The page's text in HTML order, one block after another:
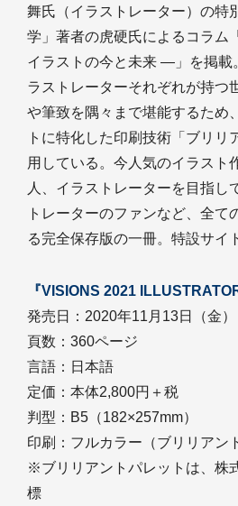
舞氏（イラストレーター）の特
学」著者の虎硬氏によるコラム
イラストの今と未来 ―」を掲載
ラストレーターそれぞれが持つ
や筆致を隅々まで堪能するため
トに特化した印刷技術「ブリリ
用している。今人気のイラスト
人、イラストレーターを目指し
トレーターのファンなど、全て
る完全保存版の一冊。特設サイ
『VISIONS 2021
発売日：2020年11月13日（金）
頁数：360ページ
言語：日本語
定価：本体2,800円＋税
判型：B5（182×257mm）
印刷：フルカラー（ブリリアン
※ブリリアントパレットは、株
標